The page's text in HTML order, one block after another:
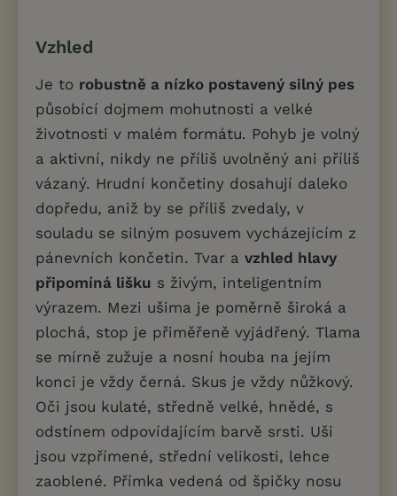
Vzhled
Je to robustně a nízko postavený silný pes
působící dojmem mohutnosti a velké
životnosti v malém formátu. Pohyb je volný
a aktivní, nikdy ne příliš uvolněný ani příliš
vázaný. Hrudní končetiny dosahují daleko
dopředu, aniž by se příliš zvedaly, v
souladu se silným posuvem vycházejícím z
pánevních končetin. Tvar a vzhled hlavy
připomíná lišku s živým, inteligentním
výrazem. Mezi ušima je poměrně široká a
plochá, stop je přiměřeně vyjádřený. Tlama
se mírně zužuje a nosní houba na jejím
konci je vždy černá. Skus je vždy nůžkový.
Oči jsou kulaté, středně velké, hnědé, s
odstínem odpovídajícím barvě srsti. Uši
jsou vzpřímené, střední velikosti, lehce
zaoblené. Přímka vedená od špičky nosu